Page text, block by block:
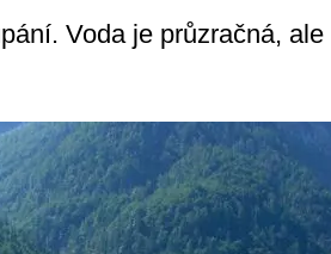
Voda je průzračná, ale